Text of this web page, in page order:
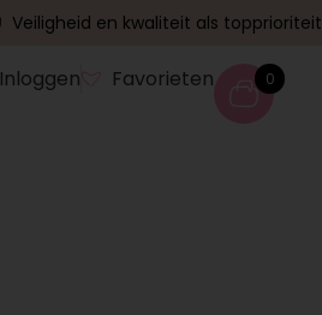
Veiligheid en kwaliteit als topprioriteit
Inloggen Favorieten 0